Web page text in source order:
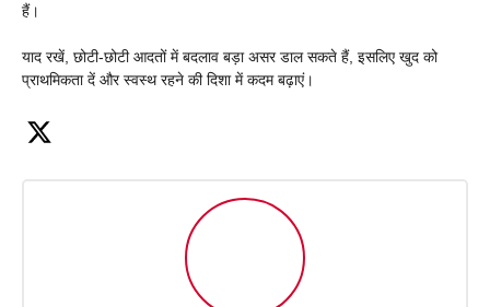
हैं।
याद रखें, छोटी-छोटी आदतों में बदलाव बड़ा असर डाल सकते हैं, इसलिए खुद को
प्राथमिकता दें और स्वस्थ रहने की दिशा में कदम बढ़ाएं।